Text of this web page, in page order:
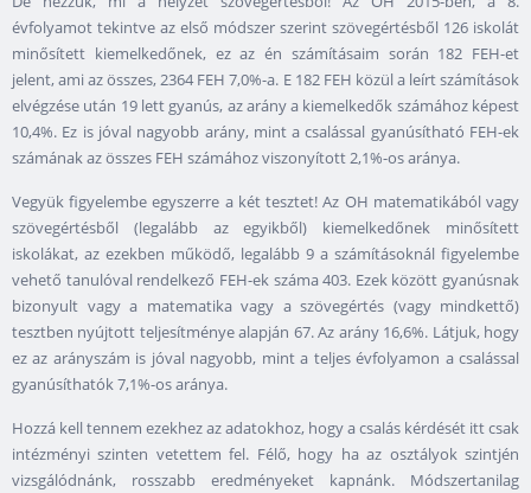
évfolyamot tekintve az első módszer szerint szövegértésből 126 iskolát
minősített kiemelkedőnek, ez az én számításaim során 182 FEH-et
jelent, ami az összes, 2364 FEH 7,0%-a. E 182 FEH közül a leírt számítások
elvégzése után 19 lett gyanús, az arány a kiemelkedők számához képest
10,4%. Ez is jóval nagyobb arány, mint a csalással gyanúsítható FEH-ek
számának az összes FEH számához viszonyított 2,1%-os aránya.
Vegyük figyelembe egyszerre a két tesztet! Az OH matematikából vagy
szövegértésből (legalább az egyikből) kiemelkedőnek minősített
iskolákat, az ezekben működő, legalább 9 a számításoknál figyelembe
vehető tanulóval rendelkező FEH-ek száma 403. Ezek között gyanúsnak
bizonyult vagy a matematika vagy a szövegértés (vagy mindkettő)
tesztben nyújtott teljesítménye alapján 67. Az arány 16,6%. Látjuk, hogy
ez az arányszám is jóval nagyobb, mint a teljes évfolyamon a csalással
gyanúsíthatók 7,1%-os aránya.
Hozzá kell tennem ezekhez az adatokhoz, hogy a csalás kérdését itt csak
intézményi szinten vetettem fel. Félő, hogy ha az osztályok szintjén
vizsgálódnánk, rosszabb eredményeket kapnánk. Módszertanilag